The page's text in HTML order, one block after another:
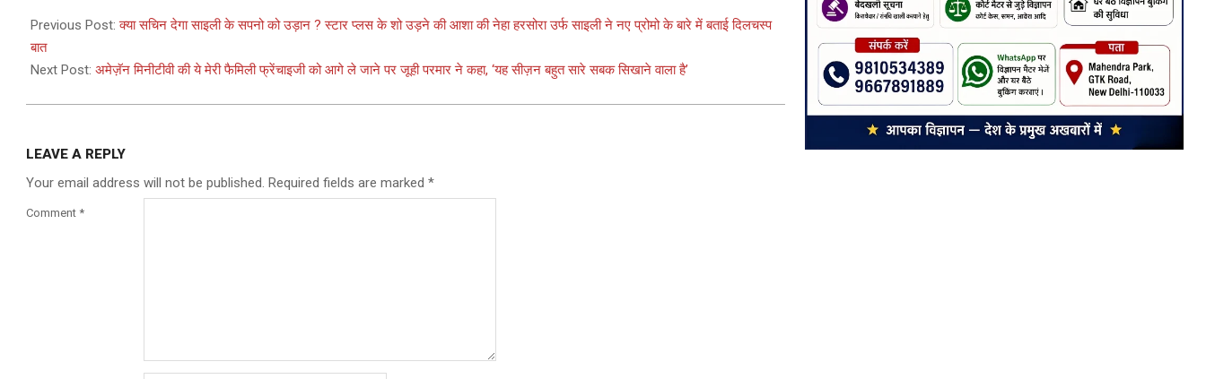
04-
10
Previous Post:क्या सचिन देगा साइली के सपनो को उड़ान ? स्टार प्लस के शो उड़ने की आशा की नेहा हरसोरा उर्फ साइली ने नए प्रोमो के बारे में बताई दिलचस्प
बात
Next Post: अमेज़ॅन मिनीटीवी की ये मेरी फैमिली फ्रेंचाइजी को आगे ले जाने पर जूही परमार ने कहा, ‘यह सीज़न बहुत सारे सबक सिखाने वाला है’
LEAVE A REPLY
Your email address will not be published. Required fields are marked *
Comment *